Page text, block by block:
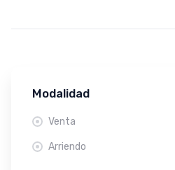
Modalidad
Venta
Arriendo